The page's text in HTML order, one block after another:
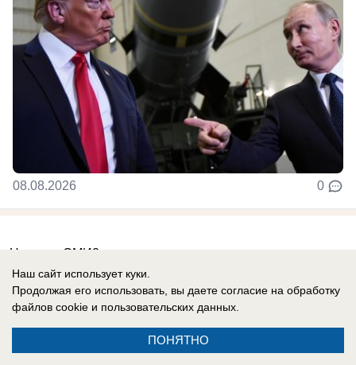
08.08.2026 0
Новости СМИ2
Реклама на сайте Вакансии
Наш сайт использует куки.
Продолжая его использовать, вы даете согласие на обработку
файлов cookie и пользовательских данных.
ПОНЯТНО